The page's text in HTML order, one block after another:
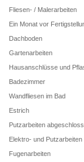
Fliesen- / Malerarbeiten
Ein Monat vor
Dachboden
Gartenarbeiten
Hausanschlüsse und
Badezimmer
Wandfliesen im Bad
Estrich
Putzarbeiten
Elektro- und Putzarbeiten
Fugenarbeiten